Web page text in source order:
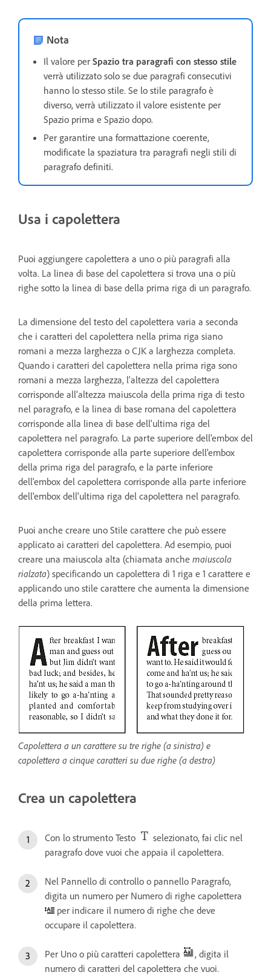
Nota
Il valore per Spazio tra paragrafi con stesso stile
verrà utilizzato solo se due paragrafi consecutivi
hanno lo stesso stile. Se lo stile paragrafo è
diverso, verrà utilizzato il valore esistente per
Spazio prima e Spazio dopo.
Per garantire una formattazione coerente,
modificate la spaziatura tra paragrafi negli stili di
paragrafo definiti.
Usa i capolettera
Puoi aggiungere capolettera a uno o più paragrafi alla
volta. La linea di base del capolettera si trova una o più
righe sotto la linea di base della prima riga di un paragrafo.
La dimensione del testo del capolettera varia a seconda
che i caratteri del capolettera nella prima riga siano
romani a mezza larghezza o CJK a larghezza completa.
Quando i caratteri del capolettera nella prima riga sono
romani a mezza larghezza, l'altezza del capolettera
corrisponde all'altezza maiuscola della prima riga di testo
nel paragrafo, e la linea di base romana del capolettera
corrisponde alla linea di base dell'ultima riga del
capolettera nel paragrafo. La parte superiore dell'embox del
capolettera corrisponde alla parte superiore dell'embox
della prima riga del paragrafo, e la parte inferiore
dell'embox del capolettera corrisponde alla parte inferiore
dell'embox dell'ultima riga del capolettera nel paragrafo.
Puoi anche creare uno Stile carattere che può essere
applicato ai caratteri del capolettera. Ad esempio, puoi
creare una maiuscola alta (chiamata anche maiuscola
rialzata) specificando un capolettera di 1 riga e 1 carattere e
applicando uno stile carattere che aumenta la dimensione
della prima lettera.
Capolettera a un carattere su tre righe (a sinistra) e
capolettera a cinque caratteri su due righe (a destra)
Crea un capolettera
Con lo strumento Testo
selezionato, fai clic nel
paragrafo dove vuoi che appaia il capolettera.
Nel Pannello di controllo o pannello Paragrafo,
digita un numero per Numero di righe capolettera
per indicare il numero di righe che deve
occupare il capolettera.
Per Uno o più caratteri capolettera
, digita il
numero di caratteri del capolettera che vuoi.